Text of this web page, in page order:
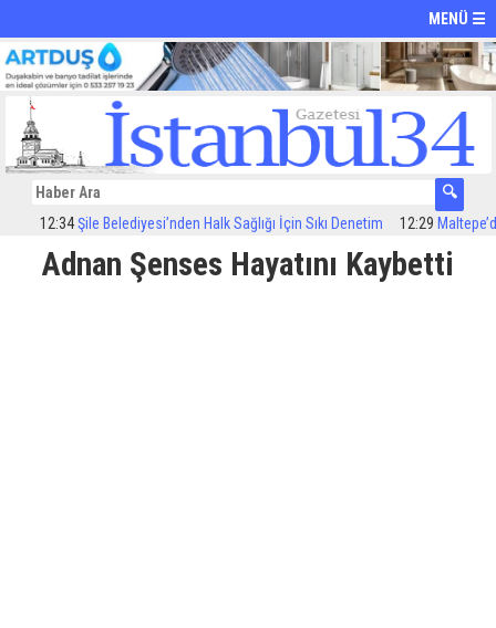
MENÜ ☰
12:34 Şile Belediyesi’nden Halk Sağlığı İçin Sıkı Denetim 12:29 Maltepe’de
Adnan Şenses Hayatını Kaybetti